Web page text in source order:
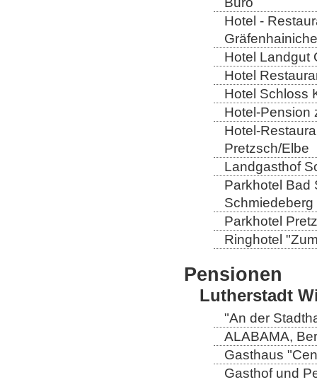
Hotel -
Hotel Landgut
Hotel
Hotel Schloss
Hotel-Pension
Hotel-
Pretzsch/Elbe
Landgasthof
Parkhotel Bad
Schmiedeberg
Parkhotel
Ringhotel
Pensionen
Lutherstadt
"An der
ALABAMA,
Gasthaus
Gasthof und